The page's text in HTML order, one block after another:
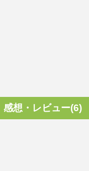
感想・レビュー(6)